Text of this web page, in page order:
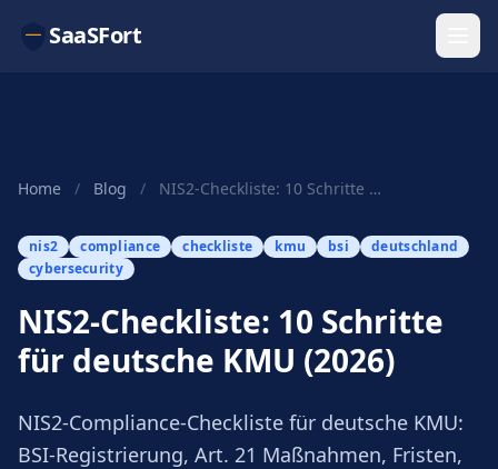
SaaSFort
Home / Blog / NIS2-Checkliste: 10 Schritte für deutsche KMU (...
nis2 compliance checkliste kmu bsi
deutschland
cybersecurity
NIS2-Checkliste: 10 Schritte
für deutsche KMU (2026)
NIS2-Compliance-Checkliste für deutsche KMU:
BSI-Registrierung, Art. 21 Maßnahmen, Fristen,